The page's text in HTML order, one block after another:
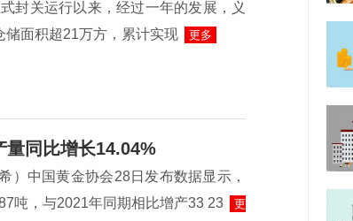
封关运行以来，经过一年的发展，义
面积超21万方，累计实现
更多
量同比增长14.04%
）中国黄金协会28日发布数据显示，
吨，与2021年同期相比增产33 23
更